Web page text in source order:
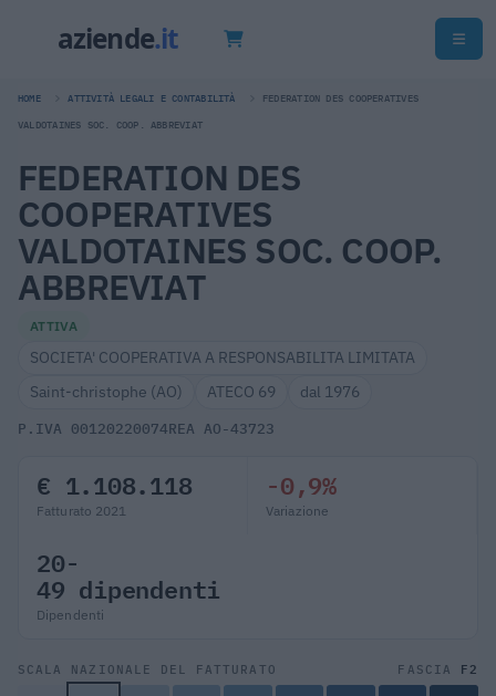
HOME ATTIVITÀ LEGALI E CONTABILITÀ FEDERATION DES COOPERATIVES
VALDOTAINES SOC. COOP. ABBREVIAT
FEDERATION DES
COOPERATIVES
VALDOTAINES SOC. COOP.
ABBREVIAT
ATTIVA
SOCIETA' COOPERATIVA A RESPONSABILITA LIMITATA
Saint-christophe (AO)
ATECO 69 dal 1976
P.IVA 00120220074REA AO-43723
€ 1.108.118
Fatturato 2021
-0,9%
Variazione
20-
49 dipendenti
Dipendenti
SCALA NAZIONALE DEL FATTURATO FASCIA F2